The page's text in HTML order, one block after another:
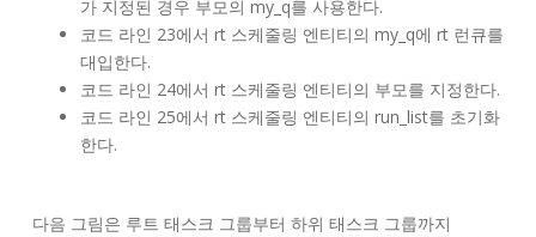
가 지정된 경우 부모의 my_q를 사용한다.
코드 라인 23에서 rt 스케줄링 엔티티의 my_q에 rt 런큐를
대입한다.
코드 라인 24에서 rt 스케줄링 엔티티의 부모를 지정한다.
코드 라인 25에서 rt 스케줄링 엔티티의 run_list를 초기화
한다.
다음 그림은 루트 태스크 그룹부터 하위 태스크 그룹까지